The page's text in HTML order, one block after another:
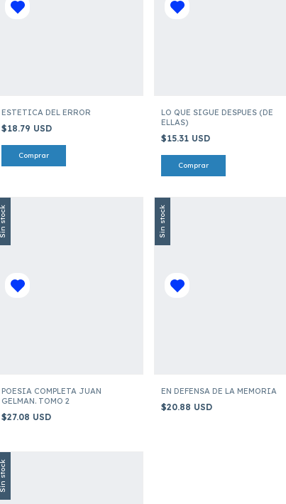
ESTETICA DEL ERROR
$18.79 USD
LO QUE SIGUE DESPUES (DE
ELLAS)
$15.31 USD
Sin stock
POESIA COMPLETA JUAN
GELMAN. TOMO 2
$27.08 USD
Sin stock
EN DEFENSA DE LA MEMORIA
$20.88 USD
Sin stock